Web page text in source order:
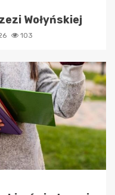
Wołyńskiej
103